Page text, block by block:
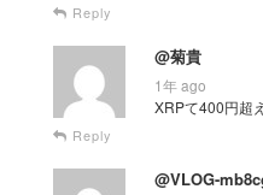
Reply
@菊貴
1年 ago
XRPて400円超
Reply
@VLOG-